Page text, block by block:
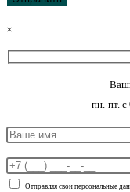
×
пн.-пт.
Отправляя свои персональные